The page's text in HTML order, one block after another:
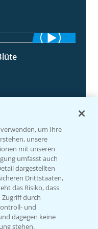
um Ihre
unsere
mit unseren
umfasst auch
dargestellten
Drittstaaten,
das Risiko, dass
durch
und
dagegen keine
stehen.